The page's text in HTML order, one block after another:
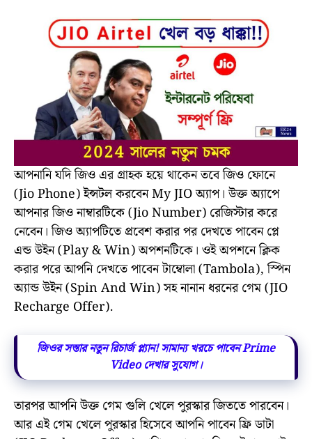
আপনানি যদি জিও এর গ্রাহক হয়ে থাকেন তবে জিও ফোনে
(Jio Phone) ইন্সটল করবেন My JIO অ্যাপ। উক্ত অ্যাপে
আপনার জিও নাম্বারটিকে (Jio Number) রেজিস্টার করে
নেবেন। জিও অ্যাপটিতে প্রবেশ করার পর দেখতে পাবেন প্লে
এন্ড উইন (Play & Win) অপশনটিকে। ওই অপশনে ক্লিক
করার পরে আপনি দেখতে পাবেন টাম্বোলা (Tambola), স্পিন
অ্যান্ড উইন (Spin And Win) সহ নানান ধরনের গেম (JIO
Recharge Offer).
জিওর সস্তার নতুন রিচার্জ প্ল্যান! সামান্য খরচে পাবেন Prime
Video দেখার সুযোগ।
তারপর আপনি উক্ত গেম গুলি খেলে পুরস্কার জিততে পারবেন।
আর এই গেম খেলে পুরস্কার হিসেবে আপনি পাবেন ফ্রি ডাটা